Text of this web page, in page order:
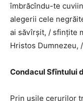
îmbrăcîndu-te
alegerii cele
ai săvîrșit, / sfințite
Hristos Dumnezeu,
Condacul Sfîntului
Prin ușile cerurilor